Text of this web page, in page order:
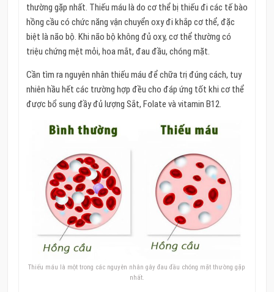
thường gặp nhất. Thiếu máu là do cơ thể bị thiếu đi các tế bào
hồng cầu có chức năng vận chuyển oxy đi khắp cơ thể, đặc
biệt là não bộ. Khi não bộ không đủ oxy, cơ thể thường có
triệu chứng mệt mỏi, hoa mắt, đau đầu, chóng mặt.
Cần tìm ra nguyên nhân thiếu máu để chữa trị đúng cách, tuy
nhiên hầu hết các trường hợp đều cho đáp ứng tốt khi cơ thể
được bổ sung đầy đủ lượng Sắt, Folate và vitamin B12.
Thiếu máu là một trong các nguyên nhân gây đau đầu chóng mặt thường gặp
nhất.